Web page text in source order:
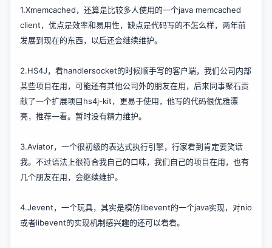
1.Xmemcached，还算是比较多人使用的一个java memcached
client，优点是效率和易用性，缺点是代码写的不怎么样，两年前
发展到现在的东西，以后还会继续维护。
2.HS4J，看handlersocket的时候顺手写的客户端，我们公司内部
某些项目在用，可能还有其他公司外的朋友在用，后来同事聚石贡
献了一个扩展项目hs4j-kit，更易于使用，他写的代码很优雅漂
亮，推荐一看。暂时没有精力维护。
3.Aviator，一个很初级的表达式执行引擎，行家看到肯定要笑话
我。不过语法上很符合我自己的口味，我们自己的项目在用，也有
几个朋友在用，会继续维护。
4.Jevent，一个玩具，其实是模仿libevent的一个java实现，对nio
或者libevent的实现机制感兴趣的还可以看看。